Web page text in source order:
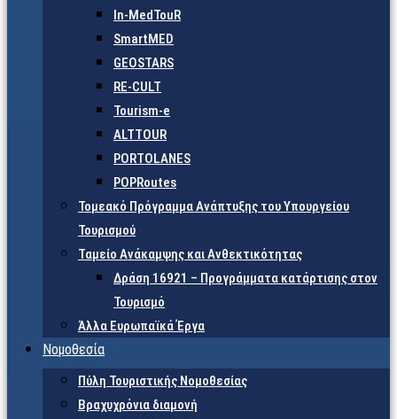
In-MedTouR
SmartMED
GEOSTARS
RE-CULT
Tourism-e
ALTTOUR
PORTOLANES
POPRoutes
Τομεακό Πρόγραμμα Ανάπτυξης του Υπουργείου
Τουρισμού
Ταμείο Ανάκαμψης και Ανθεκτικότητας
Δράση 16921 – Προγράμματα κατάρτισης στον
Τουρισμό
Άλλα Ευρωπαϊκά Έργα
Νομοθεσία
Πύλη Τουριστικής Νομοθεσίας
Βραχυχρόνια διαμονή